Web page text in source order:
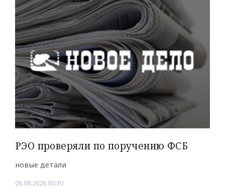
РЭО проверяли по поручению ФСБ
новые детали
06.08.2026 00:30